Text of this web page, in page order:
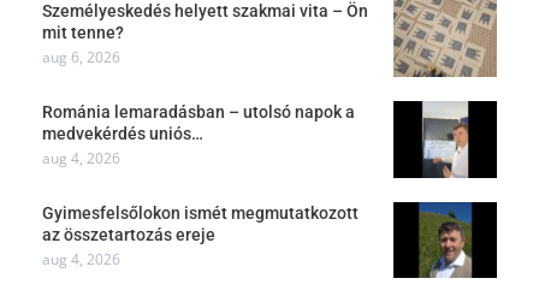
Személyeskedés helyett szakmai vita – Ön
mit tenne?
aug 6, 2026
Románia lemaradásban – utolsó napok a
medvekérdés uniós…
aug 4, 2026
Gyimesfelsőlokon ismét megmutatkozott
az összetartozás ereje
aug 4, 2026